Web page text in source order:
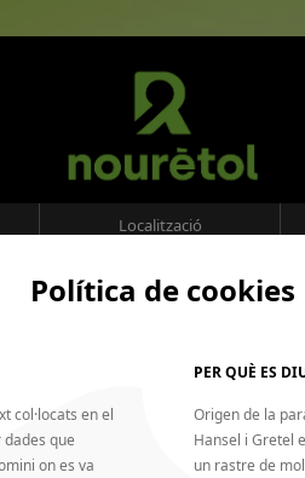
Política de cookies
col·locats en el
que
on es va
PER QUÈ ES
Origen de la
Hansel i Gretel
un rastre de
Localització